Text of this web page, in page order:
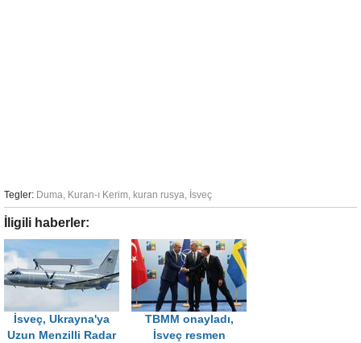
Tegler: Duma Kuran-ı Kerim kuran rusya İsveç
İligili haberler:
İsveç, Ukrayna'ya
Uzun Menzilli Radar
TBMM onayladı,
İsveç resmen